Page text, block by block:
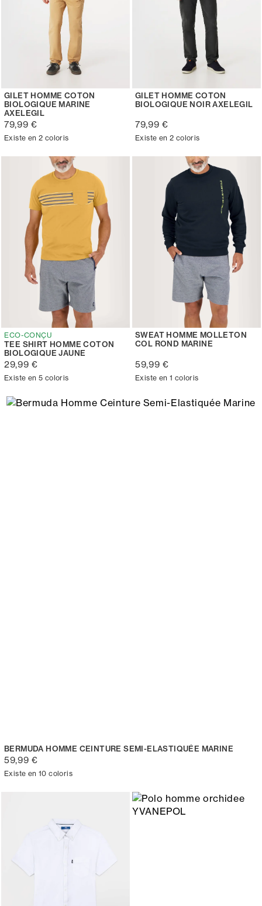
GILET HOMME COTON
BIOLOGIQUE MARINE
AXELEGIL
79,99 €
Existe en 2 coloris
GILET HOMME COTON
BIOLOGIQUE NOIR AXELEGIL
79,99 €
Existe en 2 coloris
ECO-CONÇU
TEE SHIRT HOMME COTON
BIOLOGIQUE JAUNE
29,99 €
Existe en 5 coloris
SWEAT HOMME MOLLETON
COL ROND MARINE
59,99 €
Existe en 1 coloris
BERMUDA HOMME CEINTURE SEMI-ELASTIQUÉE MARINE
59,99 €
Existe en 10 coloris